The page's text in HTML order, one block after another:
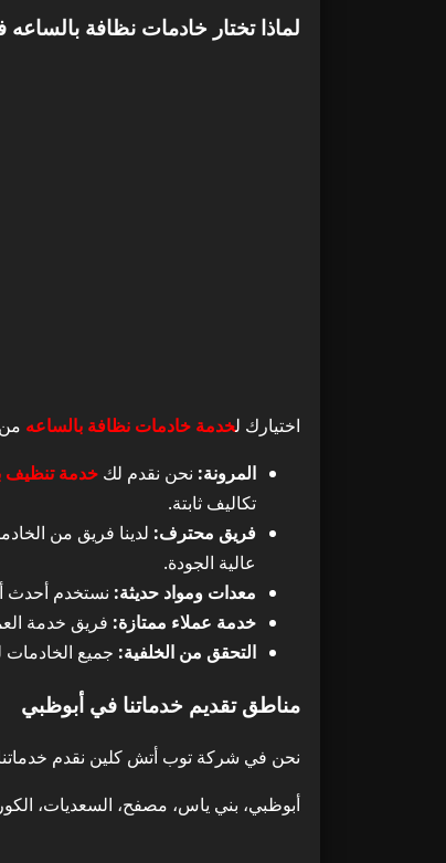
لماذا تختار خادمات نظافة
اختيارك لخدمة خادمات نظافة بالساعه
المرونة: نحن نقدم لك خدمة تنظيف
تكاليف ثابتة.
فريق محترف: لدينا فريق من
عالية الجودة.
معدات ومواد حديثة: نستخدم أحدث
خدمة عملاء ممتازة: فريق خدمة
التحقق من الخلفية: جميع
مناطق تقديم خدماتنا في أبوظبي
نحن في شركة توب أتش كلين نقدم خدماتنا
أبوظبي، بني ياس، مصفح، السعديات،